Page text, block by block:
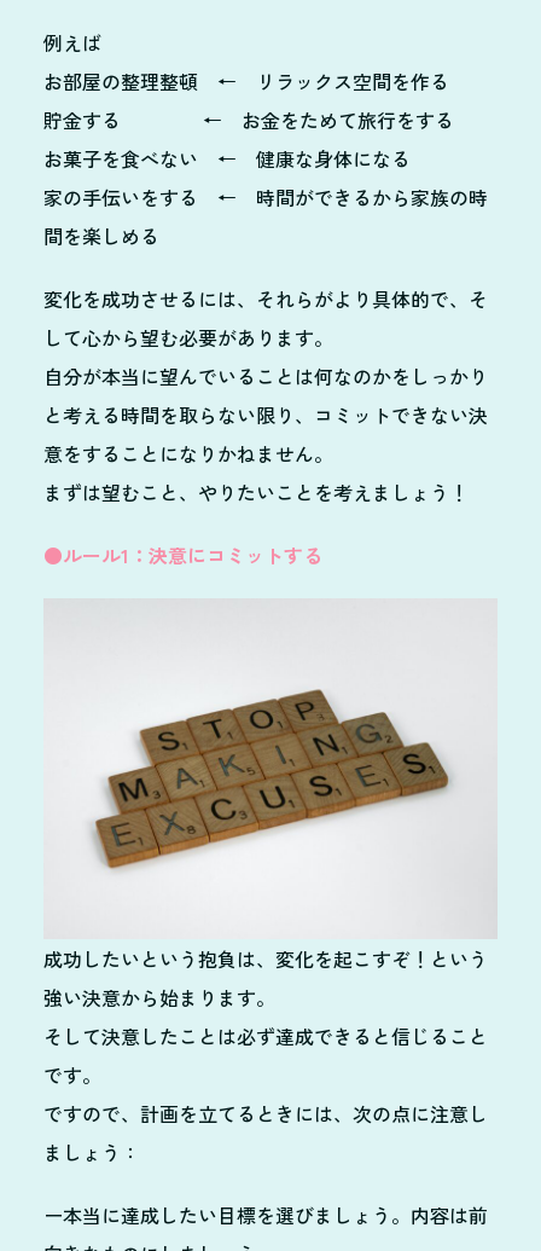
例えば
お部屋の整理整頓 ← リラックス空間を作る
貯金する ← お金をためて旅行をする
お菓子を食べない ← 健康な身体になる
家の手伝いをする ← 時間ができるから家族の時
間を楽しめる
変化を成功させるには、それらがより具体的で、そ
して心から望む必要があります。
自分が本当に望んでいることは何なのかをしっかり
と考える時間を取らない限り、コミットできない決
意をすることになりかねません。
まずは望むこと、やりたいことを考えましょう！
●ルール1：決意にコミットする
成功したいという抱負は、変化を起こすぞ！という
強い決意から始まります。
そして決意したことは必ず達成できると信じること
です。
ですので、計画を立てるときには、次の点に注意し
ましょう：
ー本当に達成したい目標を選びましょう。内容は前